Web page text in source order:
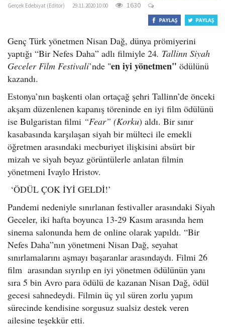
Gerçek Edebiyat (Editör) 29.11.2020 10:00 1630
Genç Türk yönetmen Nisan Dağ, dünya prömiyerini
yaptığı “Bir Nefes Daha” adlı filmiyle 24. Tallinn Siyah
Geceler Film Festivali’nde "en iyi yönetmen" ödülünü
kazandı.
Estonya’nın başkenti olan ortaçağ şehri Tallinn’de önceki
akşam düzenlenen kapanış töreninde en iyi film ödülünü
ise Bulgaristan filmi “Fear” (Korku) aldı. Bir sınır
kasabasında karşılaşan siyah bir mülteci ile emekli
öğretmen arasındaki mecburiyet ilişkisini absürt bir
mizah ve siyah beyaz görüntülerle anlatan filmin
yönetmeni Ivaylo Hristov.
‘ÖDÜL ÇOK İYİ GELDİ!’
Pandemi nedeniyle sınırlanan festivaller arasındaki Siyah
Geceler, iki hafta boyunca 13-29 Kasım arasında hem
sinema salonunda hem de online olarak yapıldı. “Bir
Nefes Daha”nın yönetmeni Nisan Dağ, seyahat
sınırlamalarını aşmayı başaranlar arasındaydı. Filmi 26
film arasından sıyrılıp en iyi yönetmen ödülünün yanı
sıra 5 bin Avro para ödülü de kazanan Nisan Dağ, ödül
gecesi sahnedeydi. Filmin üç yıl süren zorlu yapım
sürecinde kendisine sorgusuz sualsiz destek veren
ailesine teşekkür etti.